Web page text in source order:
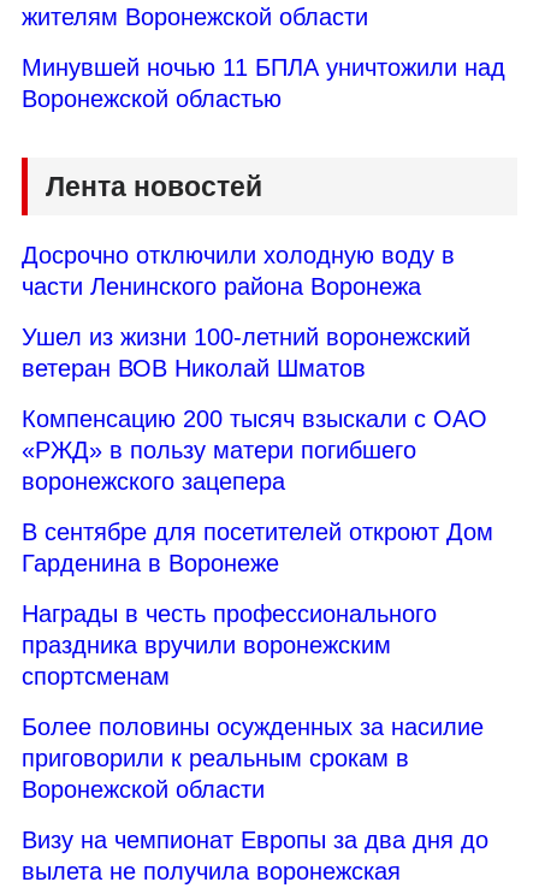
жителям Воронежской области
Минувшей ночью 11 БПЛА уничтожили над
Воронежской областью
Лента новостей
Досрочно отключили холодную воду в
части Ленинского района Воронежа
Ушел из жизни 100-летний воронежский
ветеран ВОВ Николай Шматов
Компенсацию 200 тысяч взыскали с ОАО
«РЖД» в пользу матери погибшего
воронежского зацепера
В сентябре для посетителей откроют Дом
Гарденина в Воронеже
Награды в честь профессионального
праздника вручили воронежским
спортсменам
Более половины осужденных за насилие
приговорили к реальным срокам в
Воронежской области
Визу на чемпионат Европы за два дня до
вылета не получила воронежская